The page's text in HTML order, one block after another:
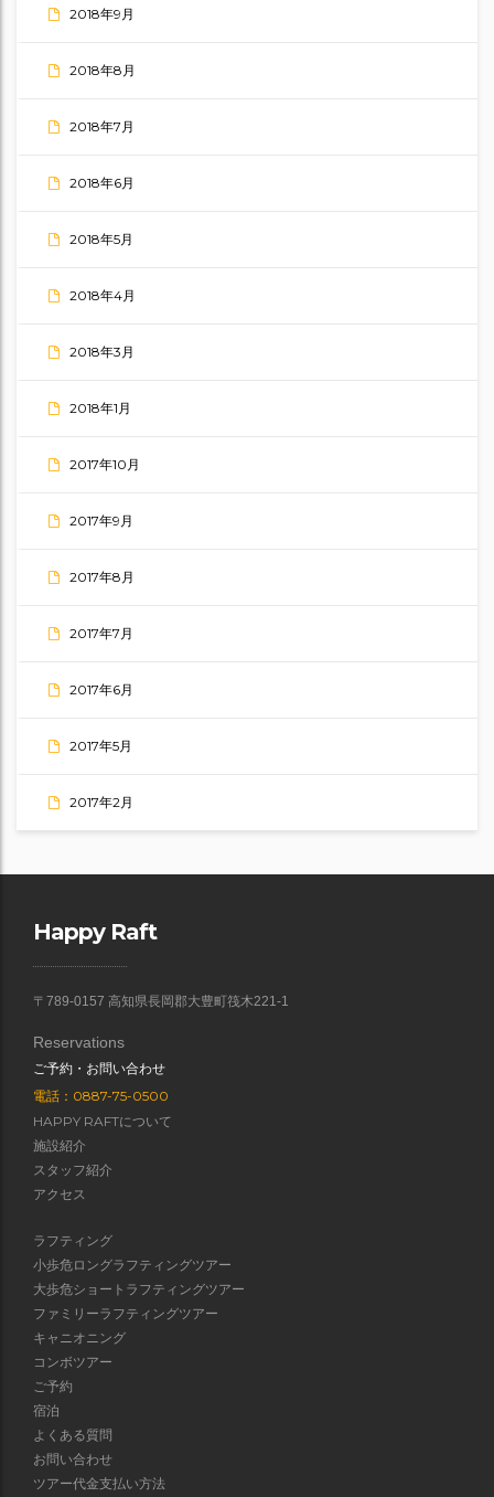
2018年9月
2018年8月
2018年7月
2018年6月
2018年5月
2018年4月
2018年3月
2018年1月
2017年10月
2017年9月
2017年8月
2017年7月
2017年6月
2017年5月
2017年2月
Happy Raft
〒789-0157 高知県長岡郡大豊町筏木221-1
Reservations
ご予約・お問い合わせ
電話：0887-75-0500
HAPPY RAFTについて
施設紹介
スタッフ紹介
アクセス
ラフティング
小歩危ロングラフティングツアー
大歩危ショートラフティングツアー
ファミリーラフティングツアー
キャニオニング
コンボツアー
ご予約
宿泊
よくある質問
お問い合わせ
ツアー代金支払い方法